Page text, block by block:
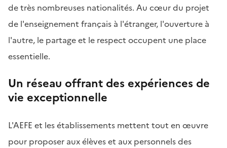
de très nombreuses nationalités. Au cœur du projet
de l'enseignement français à l'étranger, l'ouverture à
l'autre, le partage et le respect occupent une place
essentielle.
Un réseau offrant des expériences de
vie exceptionnelle
L'AEFE et les établissements mettent tout en œuvre
pour proposer aux élèves et aux personnels des